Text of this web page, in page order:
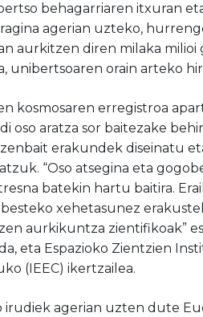
behagarriaren itxuran
agerian uzteko,
aurkitzen diren milaka
unibertsoaren orain arteko
kosmosaren erregistroa
oso aratza sor baitezake
erakundek diseinatu
“Oso atsegina eta
batekin hartu baitira.
xehetasunez
aurkikuntza zientifikoak”
eta Espazioko Zientzien
(IEEC) ikertzailea.
agerian uzten dute